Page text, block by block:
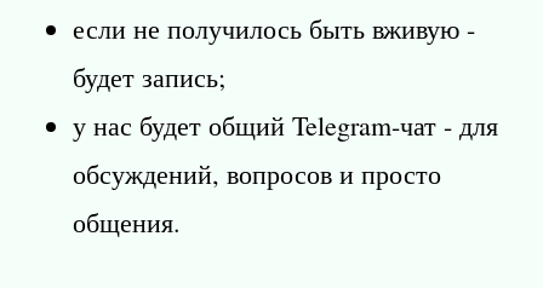
если не получилось быть вживую -
будет запись;
у нас будет общий Telegram-чат - для
обсуждений, вопросов и просто
общения.